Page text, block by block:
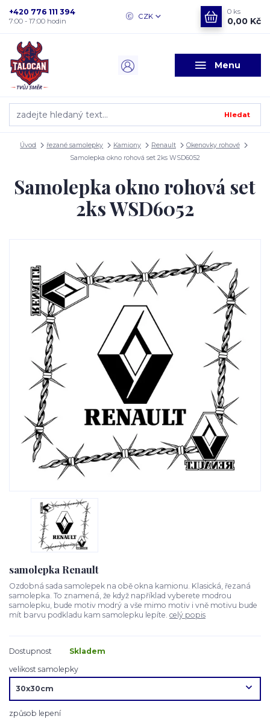
Menu
CZK
Hledat
+420 776 111 394
7:00 - 17:00 hodin
0 ks
0,00 Kč
Úvod řezané samolepky Kamiony Renault
Okenovky rohové
Samolepka okno rohová set 2ks WSD6052
Samolepka okno rohová set
2ks WSD6052
samolepka Renault
Ozdobná sada samolepek na obě okna kamionu. Klasická, řezaná
samolepka. To znamená, že když například vyberete modrou
samolepku, bude motiv modrý a vše mimo motiv i vně motivu bude
mít barvu podkladu kam samolepku lepíte. celý popis
Dostupnost
Skladem
velikost samolepky
způsob lepení